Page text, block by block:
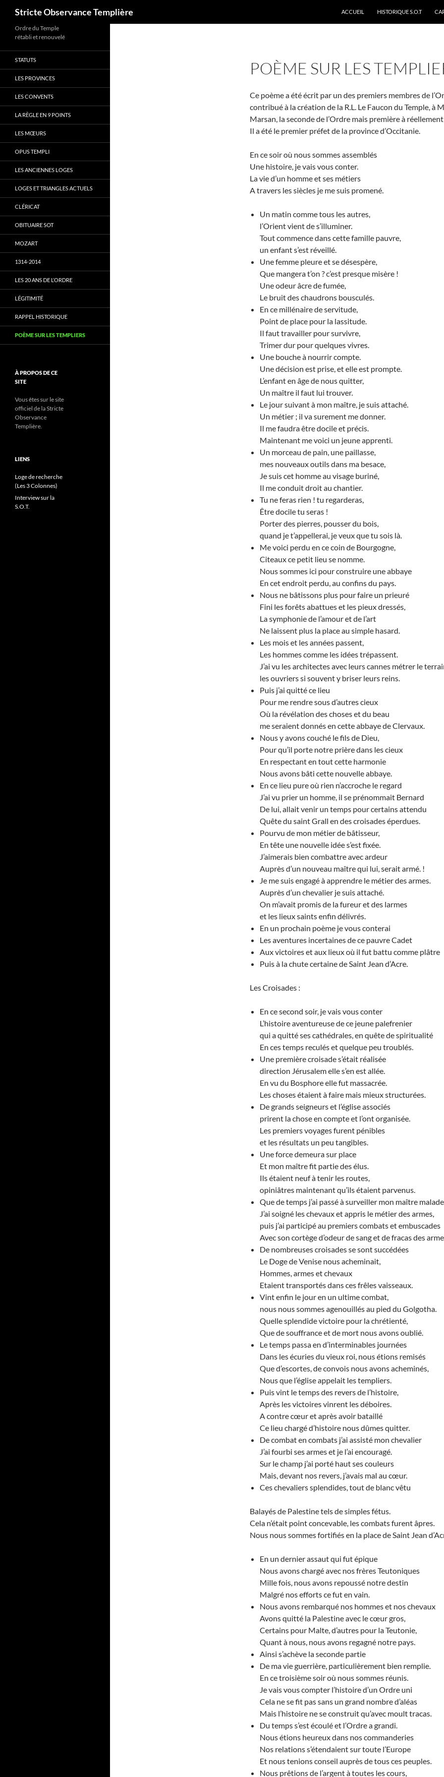
Aller
contenu
Stricte Observance Templière ACCUEIL HISTORIQUE S.O.T
POÈME SUR LES
Ce poème a été écrit par un des premiers membres de
contribué à la création de la R.L. Le Faucon du Temple, à
Marsan, la seconde de l’Ordre mais première à
Il a été le premier préfet de la province d’Occitanie.
En ce soir où nous sommes assemblés
Une histoire, je vais vous conter.
La vie d’un homme et ses métiers
A travers les siècles je me suis promené.
Un matin comme tous les autres,
l’Orient vient de s’illuminer.
Tout commence dans cette famille pauvre,
un enfant s’est réveillé.
Une femme pleure et se désespère,
Que mangera t’on ? c’est presque misère !
Une odeur âcre de fumée,
Le bruit des chaudrons bousculés.
En ce millénaire de servitude,
Point de place pour la lassitude.
Il faut travailler pour survivre,
Trimer dur pour quelques vivres.
Une bouche à nourrir compte.
Une décision est prise, et elle est prompte.
L’enfant en âge de nous quitter,
Un maître il faut lui trouver.
Le jour suivant à mon maître, je suis attaché.
Un métier ; il va surement me donner.
Il me faudra être docile et précis.
Maintenant me voici un jeune apprenti.
Un morceau de pain, une paillasse,
mes nouveaux outils dans ma besace,
Je suis cet homme au visage buriné,
Il me conduit droit au chantier.
Tu ne feras rien ! tu regarderas,
Être docile tu seras !
Porter des pierres, pousser du bois,
quand je t’appellerai, je veux que tu sois là.
Me voici perdu en ce coin de Bourgogne,
Citeaux ce petit lieu se nomme.
Nous sommes ici pour construire une abbaye
En cet endroit perdu, au confins du pays.
Nous ne bâtissons plus pour faire un prieuré
Fini les forêts abattues et les pieux dressés,
La symphonie de l’amour et de l’art
Ne laissent plus la place au simple hasard.
Les mois et les années passent,
Les hommes comme les idées trépassent.
J’ai vu les architectes avec leurs cannes métrer le
les ouvriers si souvent y briser leurs reins.
Puis j’ai quitté ce lieu
Pour me rendre sous d’autres cieux
Où la révélation des choses et du beau
me seraient donnés en cette abbaye de Clervaux.
Nous y avons couché le fils de Dieu,
Pour qu’il porte notre prière dans les cieux
En respectant en tout cette harmonie
Nous avons bâti cette nouvelle abbaye.
En ce lieu pure où rien n’accroche le regard
J’ai vu prier un homme, il se prénommait Bernard
De lui, allait venir un temps pour certains attendu
Quête du saint Grall en des croisades éperdues.
Pourvu de mon métier de bâtisseur,
En tête une nouvelle idée s’est fixée.
J’aimerais bien combattre avec ardeur
Auprès d’un nouveau maître qui lui, serait armé. !
Je me suis engagé à apprendre le métier des armes.
Auprès d’un chevalier je suis attaché.
On m’avait promis de la fureur et des larmes
et les lieux saints enfin délivrés.
En un prochain poème je vous conterai
Les aventures incertaines de ce pauvre Cadet
Aux victoires et aux lieux où il fut battu comme plâtre
Puis à la chute certaine de Saint Jean d’Acre.
Les Croisades :
En ce second soir, je vais vous conter
L’histoire aventureuse de ce jeune palefrenier
qui a quitté ses cathédrales, en quête de spiritualité
En ces temps reculés et quelque peu troublés.
Une première croisade s’était réalisée
direction Jérusalem elle s’en est allée.
En vu du Bosphore elle fut massacrée.
Les choses étaient à faire mais mieux structurées.
De grands seigneurs et l’église associés
prirent la chose en compte et l’ont organisée.
Les premiers voyages furent pénibles
et les résultats un peu tangibles.
Une force demeura sur place
Et mon maître fit partie des élus.
Ils étaient neuf à tenir les routes,
opiniâtres maintenant qu’ils étaient parvenus.
Que de temps j’ai passé à surveiller mon maître
J’ai soigné les chevaux et appris le métier des armes,
puis j’ai participé au premiers combats et embuscades
Avec son cortège d’odeur de sang et de fracas des
De nombreuses croisades se sont succédées
Le Doge de Venise nous acheminait,
Hommes, armes et chevaux
Etaient transportés dans ces frêles vaisseaux.
Vint enfin le jour en un ultime combat,
nous nous sommes agenouillés au pied du Golgotha.
Quelle splendide victoire pour la chrétienté,
Que de souffrance et de mort nous avons oublié.
Le temps passa en d’interminables journées
Dans les écuries du vieux roi, nous étions remisés
Que d’escortes, de convois nous avons acheminés,
Nous que l’église appelait les templiers.
Puis vint le temps des revers de l’histoire,
Après les victoires vinrent les déboires.
A contre cœur et après avoir bataillé
Ce lieu chargé d’histoire nous dûmes quitter.
De combat en combats j’ai assisté mon chevalier
J’ai fourbi ses armes et je l’ai encouragé.
Sur le champ j’ai porté haut ses couleurs
Mais, devant nos revers, j’avais mal au cœur.
Ces chevaliers splendides, tout de blanc vêtu
Balayés de Palestine tels de simples fétus.
Cela n’était point concevable, les combats furent âpres.
Nous nous sommes fortifiés en la place de Saint Jean
En un dernier assaut qui fut épique
Nous avons chargé avec nos frères Teutoniques
Mille fois, nous avons repoussé notre destin
Malgré nos efforts ce fut en vain.
Nous avons rembarqué nos hommes et nos chevaux
Avons quitté la Palestine avec le cœur gros,
Certains pour Malte, d’autres pour la Teutonie,
Quant à nous, nous avons regagné notre pays.
Ainsi s’achève la seconde partie
De ma vie guerrière, particulièrement bien remplie.
En ce troisième soir où nous sommes réunis.
Je vais vous compter l’histoire d’un Ordre uni
Cela ne se fit pas sans un grand nombre d’aléas
Mais l’histoire ne se construit qu’avec moult tracas.
Du temps s’est écoulé et l’Ordre a grandi.
Nous étions heureux dans nos commanderies
Nos relations s’étendaient sur toute l’Europe
Et nous tenions conseil auprès de tous ces peuples.
Nous prêtions de l’argent à toutes les cours,
Ordre du Temple
rétabli et renouvelé
STATUTS
LES PROVINCES
LES CONVENTS
LA RÈGLE EN 9 POINTS
LES MŒURS
OPUS TEMPLI
LES ANCIENNES LOGES
LOGES ET TRIANGLES ACTUELS
CLÉRICAT
OBITUAIRE SOT
MOZART
1314-2014
LES 20 ANS DE L’ORDRE
LÉGITIMITÉ
RAPPEL HISTORIQUE
POÈME SUR LES TEMPLIERS
À PROPOS DE CE
SITE
Vous êtes sur le site
officiel de la Stricte
Observance
Templière.
LIENS
Loge de recherche
(Les 3 Colonnes)
Interview sur la
S.O.T.